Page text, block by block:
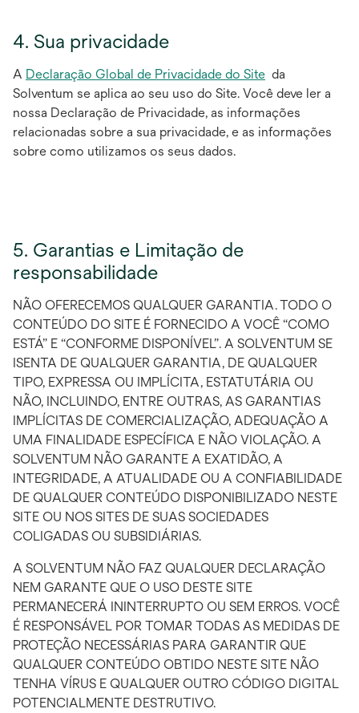
4. Sua privacidade
A Declaração Global de Privacidade do Site da
Solventum se aplica ao seu uso do Site. Você deve ler a
nossa Declaração de Privacidade, as informações
relacionadas sobre a sua privacidade, e as informações
sobre como utilizamos os seus dados.
5. Garantias e Limitação de
responsabilidade
NÃO OFERECEMOS QUALQUER GARANTIA. TODO O
CONTEÚDO DO SITE É FORNECIDO A VOCÊ “COMO
ESTÁ” E “CONFORME DISPONÍVEL”. A SOLVENTUM SE
ISENTA DE QUALQUER GARANTIA, DE QUALQUER
TIPO, EXPRESSA OU IMPLÍCITA, ESTATUTÁRIA OU
NÃO, INCLUINDO, ENTRE OUTRAS, AS GARANTIAS
IMPLÍCITAS DE COMERCIALIZAÇÃO, ADEQUAÇÃO A
UMA FINALIDADE ESPECÍFICA E NÃO VIOLAÇÃO. A
SOLVENTUM NÃO GARANTE A EXATIDÃO, A
INTEGRIDADE, A ATUALIDADE OU A CONFIABILIDADE
DE QUALQUER CONTEÚDO DISPONIBILIZADO NESTE
SITE OU NOS SITES DE SUAS SOCIEDADES
COLIGADAS OU SUBSIDIÁRIAS.
A SOLVENTUM NÃO FAZ QUALQUER DECLARAÇÃO
NEM GARANTE QUE O USO DESTE SITE
PERMANECERÁ ININTERRUPTO OU SEM ERROS. VOCÊ
É RESPONSÁVEL POR TOMAR TODAS AS MEDIDAS DE
PROTEÇÃO NECESSÁRIAS PARA GARANTIR QUE
QUALQUER CONTEÚDO OBTIDO NESTE SITE NÃO
TENHA VÍRUS E QUALQUER OUTRO CÓDIGO DIGITAL
POTENCIALMENTE DESTRUTIVO.